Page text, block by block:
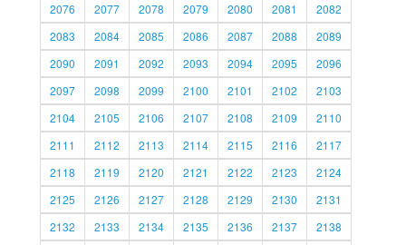
2076
2077 2078 2079 2080 2081
2082
2083
2084 2085 2086 2087 2088
2089
2090
2091 2092 2093 2094 2095
2096
2097
2098 2099 2100 2101 2102
2103
2104
2105 2106 2107 2108 2109
2110
2111
2112 2113 2114 2115 2116
2117
2118
2119 2120 2121 2122 2123
2124
2125
2126 2127 2128 2129 2130
2131
2132
2133 2134 2135 2136 2137
2138